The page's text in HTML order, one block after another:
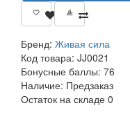
Бренд: Живая сила
Код товара: JJ0021
Бонусные баллы: 76
Наличие: Предзаказ
Остаток на складе 0